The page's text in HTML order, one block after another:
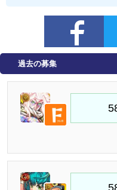
過去の募集